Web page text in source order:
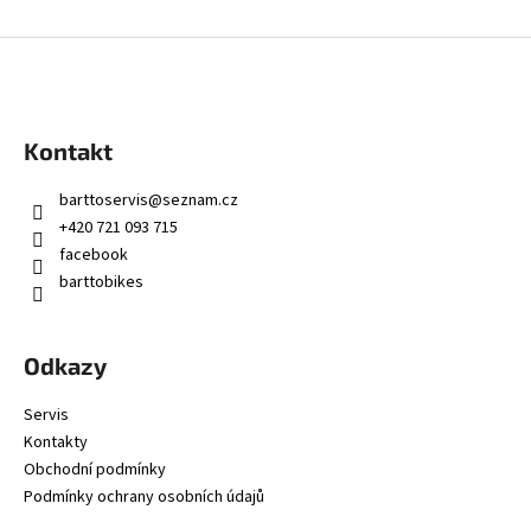
Kontakt
barttoservis@seznam.cz
+420 721 093 715
facebook
barttobikes
Odkazy
Servis
Kontakty
Obchodní podmínky
Podmínky ochrany osobních údajů